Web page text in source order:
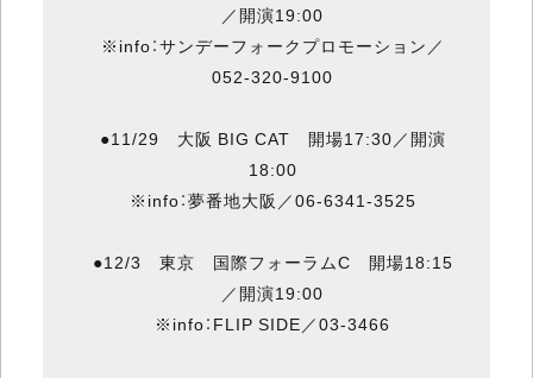
／開演19:00
※info：サンデーフォークプロモーション／
052-320-9100
●11/29 大阪 BIG CAT 開場17:30／開演
18:00
※info：夢番地大阪／06-6341-3525
●12/3 東京 国際フォーラムC 開場18:15
／開演19:00
※info：FLIP SIDE／03-3466